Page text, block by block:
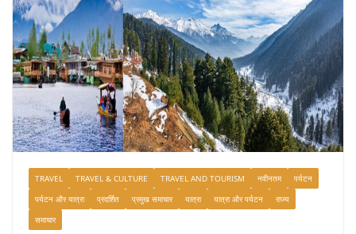
TRAVEL TRAVEL & CULTURE TRAVEL AND TOURISM नवीनतम
पर्यटन
पर्यटन और यात्रा
प्रदर्शित प्रमुख समाचार यात्रा यात्रा और पर्यटन
राज्य
समाचार